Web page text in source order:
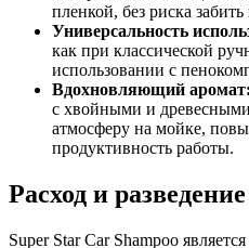
пленкой, без риска
Универсальность
как при классической
использовании с
Вдохновляющий аромат:
с хвойными и
атмосферу на мойке,
продуктивность работы.
Расход и разведение
Super Star Car Shampoo